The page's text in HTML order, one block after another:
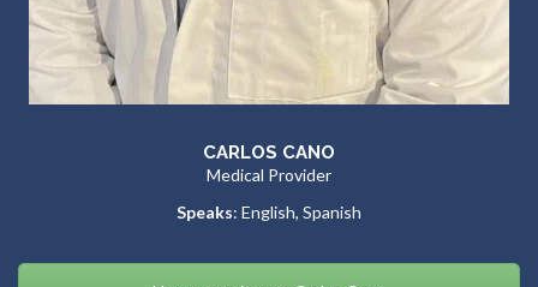
CARLOS CANO
Medical Provider
Speaks: English, Spanish